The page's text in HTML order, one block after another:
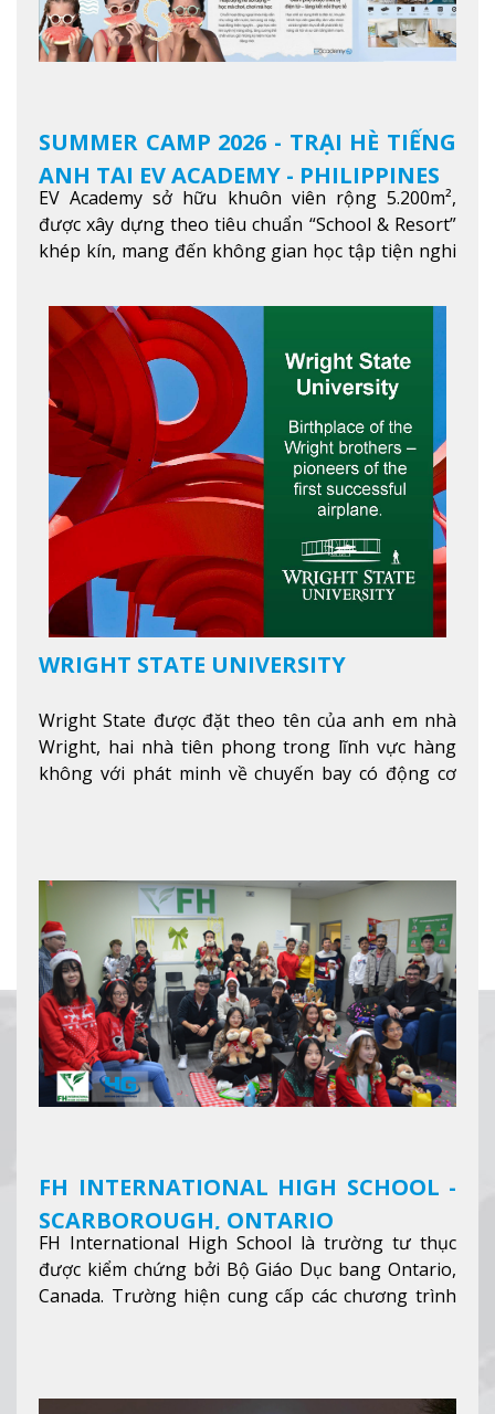
SUMMER CAMP 2026 - TRẠI HÈ TIẾNG
ANH TẠI EV ACADEMY - PHILIPPINES
EV Academy sở hữu khuôn viên rộng 5.200m²,
được xây dựng theo tiêu chuẩn “School & Resort”
khép kín, mang đến không gian học tập tiện nghi
ích hiện đạXem thêm
WRIGHT STATE UNIVERSITY
Wright State được đặt theo tên của anh em nhà
Wright, hai nhà tiên phong trong lĩnh vực hàng
không với phát minh về chuyến bay có động cơ
FH INTERNATIONAL HIGH SCHOOL -
SCARBOROUGH, ONTARIO
FH International High School là trường tư thục
được kiểm chứng bởi Bộ Giáo Dục bang Ontario,
Canada. Trường hiện cung cấp các chương trình
nhanh chóng môi trường học tại Canada.Xem